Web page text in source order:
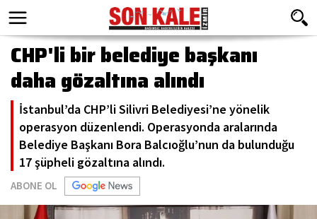
CHP'li bir belediye başkanı
daha gözaltına alındı
İstanbul’da CHP’li Silivri Belediyesi’ne yönelik
operasyon düzenlendi. Operasyonda aralarında
Belediye Başkanı Bora Balcıoğlu’nun da bulunduğu
17 şüpheli gözaltına alındı.
ABONE OL